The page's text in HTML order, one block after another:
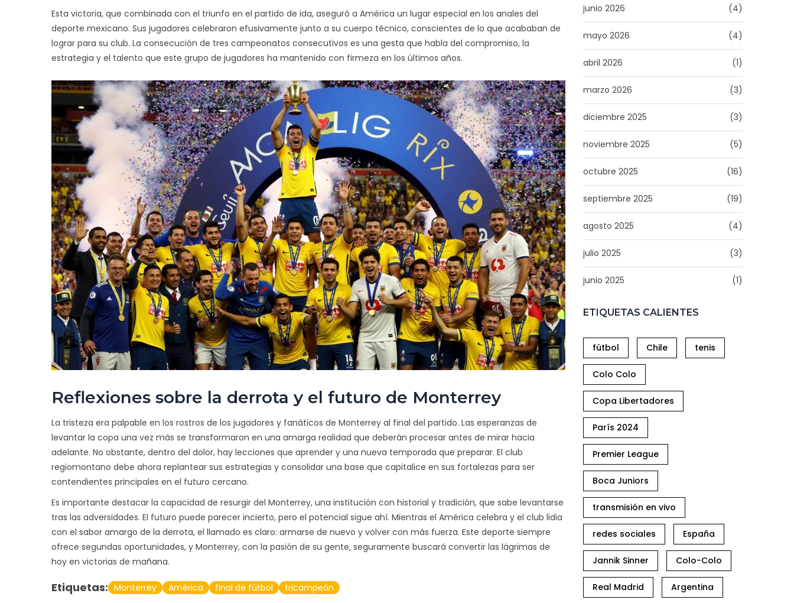
junio 2026 (4)
mayo 2026 (4)
abril 2026 (1)
marzo 2026 (3)
diciembre 2025 (3)
noviembre 2025 (5)
octubre 2025 (16)
septiembre 2025 (19)
agosto 2025 (4)
julio 2025 (3)
junio 2025 (1)
ETIQUETAS CALIENTES
fútbol Chile tenis
Colo Colo
Copa Libertadores
París 2024
Premier League
Boca Juniors
transmisión en vivo
redes sociales España
Jannik Sinner Colo-Colo
Real Madrid Argentina
Esta victoria, que combinada con el triunfo en el partido de ida, aseguró a América un lugar especial en los anales del
deporte mexicano. Sus jugadores celebraron efusivamente junto a su cuerpo técnico, conscientes de lo que acababan de
lograr para su club. La consecución de tres campeonatos consecutivos es una gesta que habla del compromiso, la
estrategia y el talento que este grupo de jugadores ha mantenido con firmeza en los últimos años.
Reflexiones sobre la derrota y el futuro de Monterrey
La tristeza era palpable en los rostros de los jugadores y fanáticos de Monterrey al final del partido. Las esperanzas de
levantar la copa una vez más se transformaron en una amarga realidad que deberán procesar antes de mirar hacia
adelante. No obstante, dentro del dolor, hay lecciones que aprender y una nueva temporada que preparar. El club
regiomontano debe ahora replantear sus estrategias y consolidar una base que capitalice en sus fortalezas para ser
contendientes principales en el futuro cercano.
Es importante destacar la capacidad de resurgir del Monterrey, una institución con historial y tradición, que sabe levantarse
tras las adversidades. El futuro puede parecer incierto, pero el potencial sigue ahí. Mientras el América celebra y el club lidia
con el sabor amargo de la derrota, el llamado es claro: armarse de nuevo y volver con más fuerza. Este deporte siempre
ofrece segundas oportunidades, y Monterrey, con la pasión de su gente, seguramente buscará convertir las lágrimas de
hoy en victorias de mañana.
Etiquetas: Monterrey América final de fútbol tricampeón